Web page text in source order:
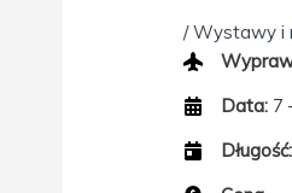
/Wystawy i
Data: 7
Długość: